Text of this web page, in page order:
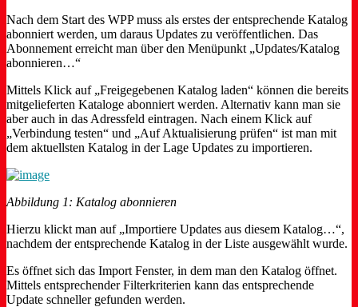
Nach dem Start des WPP muss als erstes der entsprechende Katalog
abonniert werden, um daraus Updates zu veröffentlichen. Das
Abonnement erreicht man über den Menüpunkt „Updates/Katalog
abonnieren…“
Mittels Klick auf „Freigegebenen Katalog laden“ können die bereits
mitgelieferten Kataloge abonniert werden. Alternativ kann man sie
aber auch in das Adressfeld eintragen. Nach einem Klick auf
„Verbindung testen“ und „Auf Aktualisierung prüfen“ ist man mit
dem aktuellsten Katalog in der Lage Updates zu importieren.
Abbildung 1: Katalog abonnieren
Hierzu klickt man auf „Importiere Updates aus diesem Katalog…“,
nachdem der entsprechende Katalog in der Liste ausgewählt wurde.
Es öffnet sich das Import Fenster, in dem man den Katalog öffnet.
Mittels entsprechender Filterkriterien kann das entsprechende
Update schneller gefunden werden.